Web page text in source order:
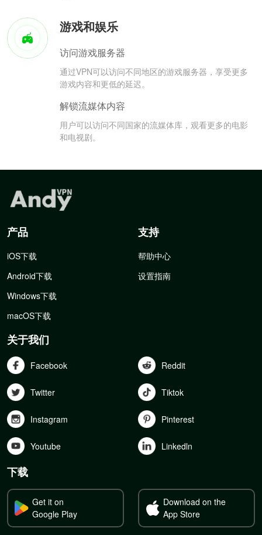
游戏和娱乐
访问游戏服务器
通过VPN可以访问不同地区的游戏服务器，享受更多
游戏内容和更低的延迟。
解锁流媒体内容
用户可以访问不同国家的流媒体库，观看更多的电影
和电视剧。
产品
iOS下载
Android下载
Windows下载
macOS下载
支持
帮助中心
设置指南
关于我们
Facebook Reddit
Twitter Tiktok
Instagram Pinterest
Youtube Linkedln
下载
Get it on
Google Play
Download on the
App Store